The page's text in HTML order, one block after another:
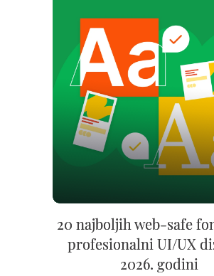
20 najboljih web-safe
profesionalni UI/UX
2026. godini